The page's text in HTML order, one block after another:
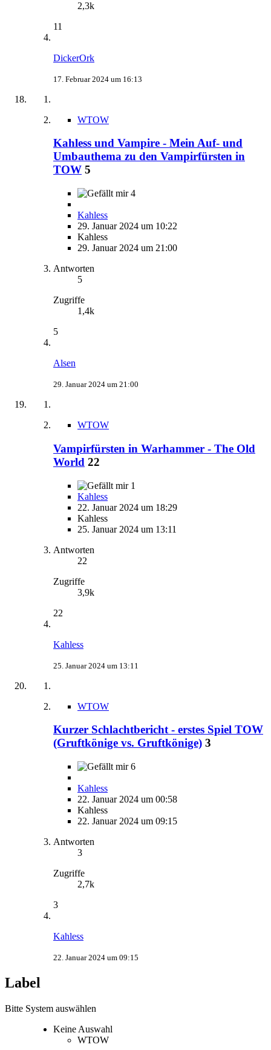
2,3k
11
DickerOrk
17. Februar 2024 um 16:13
WTOW
Kahless und Vampire - Mein Auf- und
Umbauthema zu den Vampirfürsten in
TOW 5
4
Kahless
29. Januar 2024 um 10:22
Kahless
29. Januar 2024 um 21:00
Antworten
5
Zugriffe
1,4k
5
Alsen
29. Januar 2024 um 21:00
WTOW
Vampirfürsten in Warhammer - The Old
World 22
1
Kahless
22. Januar 2024 um 18:29
Kahless
25. Januar 2024 um 13:11
Antworten
22
Zugriffe
3,9k
22
Kahless
25. Januar 2024 um 13:11
WTOW
Kurzer Schlachtbericht - erstes Spiel TOW
(Gruftkönige vs. Gruftkönige) 3
6
Kahless
22. Januar 2024 um 00:58
Kahless
22. Januar 2024 um 09:15
Antworten
3
Zugriffe
2,7k
3
Kahless
22. Januar 2024 um 09:15
Label
Bitte System auswählen
Keine Auswahl
WTOW